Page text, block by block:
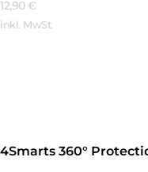
12,90 €
inkl. MwSt.
4Smarts 360°